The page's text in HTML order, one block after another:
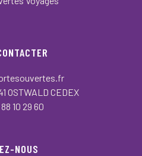
OSTWALD CEDEX
10 29 60
NOUS